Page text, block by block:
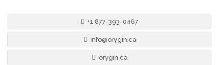
+1 877-393-0467
info@orygin.ca
orygin.ca